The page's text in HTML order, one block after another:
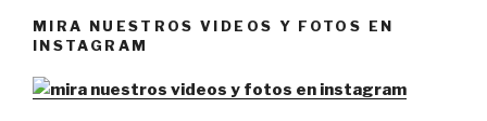
MIRA NUESTROS VIDEOS Y FOTOS EN
INSTAGRAM